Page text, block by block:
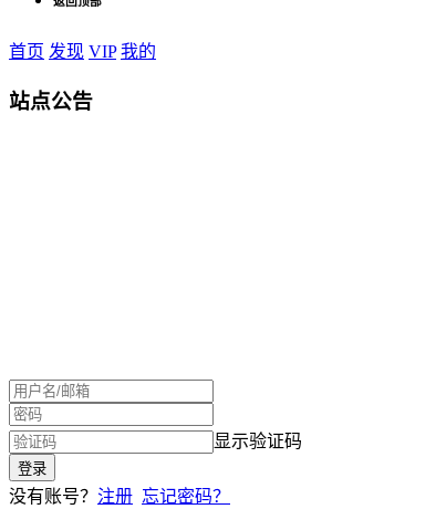
首页 发现 VIP 我的
站点公告
显示验证码
没有账号？ 注册 忘记密码？